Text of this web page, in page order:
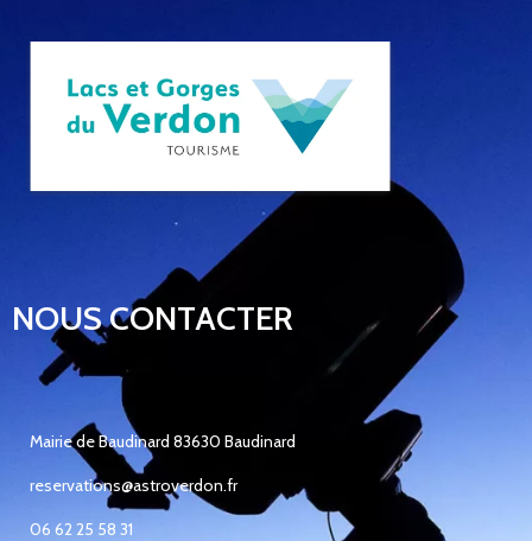
NOUS CONTACTER
Mairie de Baudinard 83630 Baudinard
reservations@astroverdon.fr
06 62 25 58 31